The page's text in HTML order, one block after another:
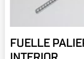
FUELLE